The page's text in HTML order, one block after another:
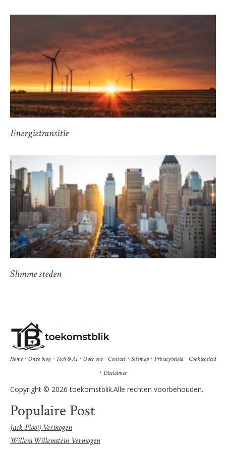
Energietransitie
Slimme steden
Home· Onze blog· Tech & AI · Over ons· Contact · Sitemap· Privacybeleid· Cookiebeleid
· Disclaimer
Copyright © 2026 toekomstblik.Alle rechten voorbehouden.
Populaire Post
Jack Plooij Vermogen
Willem Willemstein Vermogen